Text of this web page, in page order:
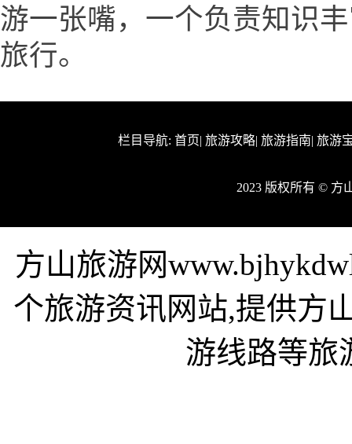
游一张嘴，一个负责知识
旅行。
栏目导航: 首页| 旅游攻略| 旅游指南| 旅游
2023 版权所有 © 方
方山旅游网
个旅游资讯网站,提供方
游线路等旅